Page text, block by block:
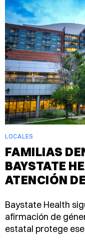
LOCALES
FAMILIAS
BAYSTATE
ATENCIÓN
Baystate Health
afirmación de
estatal protege